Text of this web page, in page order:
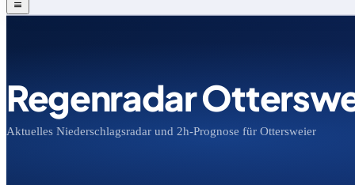
Regenradar
Aktuelles Niederschlagsradar und 2h-Prognose für Ottersweier